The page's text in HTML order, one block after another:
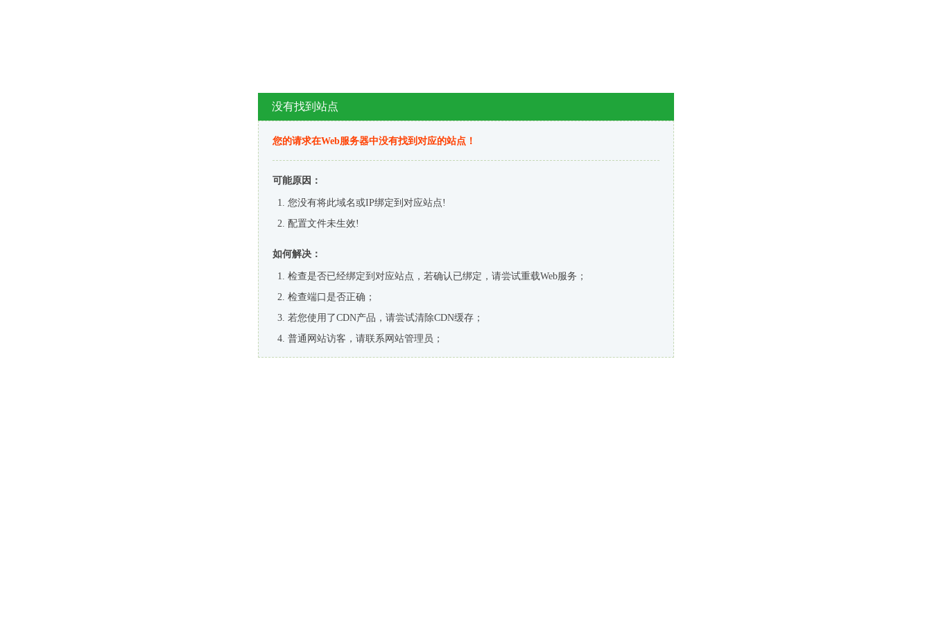
没有找到站点
您的请求在Web服务器中没有找到对应的站点！
可能原因：
您没有将此域名或IP绑定到对应站点!
配置文件未生效!
如何解决：
检查是否已经绑定到对应站点，若确认已绑定，请尝试重载Web服务；
检查端口是否正确；
若您使用了CDN产品，请尝试清除CDN缓存；
普通网站访客，请联系网站管理员；